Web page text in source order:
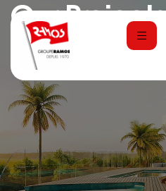
Our Projects
Home Projects